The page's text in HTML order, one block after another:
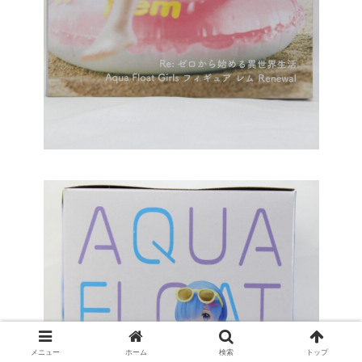
メニュー ホーム 検索 トップ